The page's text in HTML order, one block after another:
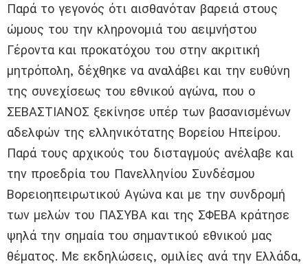
Παρά το γεγονός ότι αισθανόταν βαρειά στους
ώμους του την κληρονομιά του αειμνήστου
Γέροντα και προκατόχου του στην ακριτική
μητρόπολη, δέχθηκε να αναλάβει και την ευθύνη
της συνεχίσεως του εθνικού αγώνα, που ο
ΣΕΒΑΣΤΙΑΝΟΣ ξεκίνησε υπέρ των βασανισμένων
αδελφών της ελληνικότατης Βορείου Ηπείρου.
Παρά τους αρχικούς του δισταγμούς ανέλαβε και
την προεδρία του Πανελληνίου Συνδέσμου
Βορειοηπειρωτικού Αγώνα και με την συνδρομή
των μελών του ΠΑΣΥΒΑ και της ΣΦΕΒΑ κράτησε
ψηλά την σημαία του σημαντικού εθνικού μας
θέματος. Με εκδηλώσεις, ομιλίες ανά την Ελλάδα,